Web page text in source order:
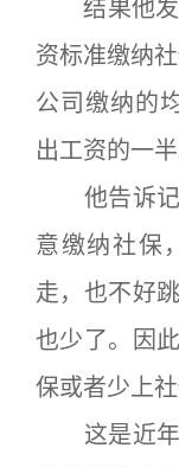
结果他发
资标准缴纳
公司缴纳的
出工资的一半
他告诉记
意缴纳社保
走，也不好
也少了。因
保或者少上社
这是近年